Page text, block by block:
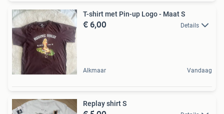
T-shirt met Pin-up Logo - Maat S
€ 6,00 Details
Alkmaar Vandaag
Replay shirt S